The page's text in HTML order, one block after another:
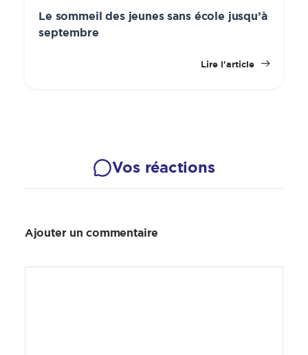
Le sommeil des jeunes sans école jusqu’à
septembre
Lire l'article
Vos réactions
Ajouter un commentaire